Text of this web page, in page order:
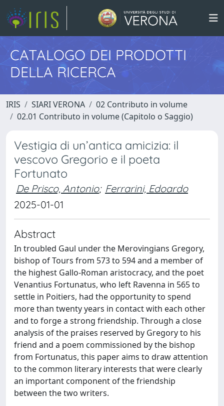
CATALOGO DEI PRODOTTI
DELLA RICERCA
IRIS SIARI VERONA
02 Contributo in volume
02.01 Contributo in volume (Capitolo o Saggio)
Vestigia di un’antica amicizia: il
vescovo Gregorio e il poeta
Fortunato
De Prisco, Antonio; Ferrarini, Edoardo
2025-01-01
Abstract
In troubled Gaul under the Merovingians Gregory,
bishop of Tours from 573 to 594 and a member of
the highest Gallo-Roman aristocracy, and the poet
Venantius Fortunatus, who left Ravenna in 565 to
settle in Poitiers, had the opportunity to spend
more than twenty years in contact with each other
and to forge a strong friendship. Through a close
analysis of the praises reserved by Gregory to his
friend and a poem commissioned by the bishop
from Fortunatus, this paper aims to draw attention
to the common literary interests that were clearly
an important component of the friendship
between the two writers.